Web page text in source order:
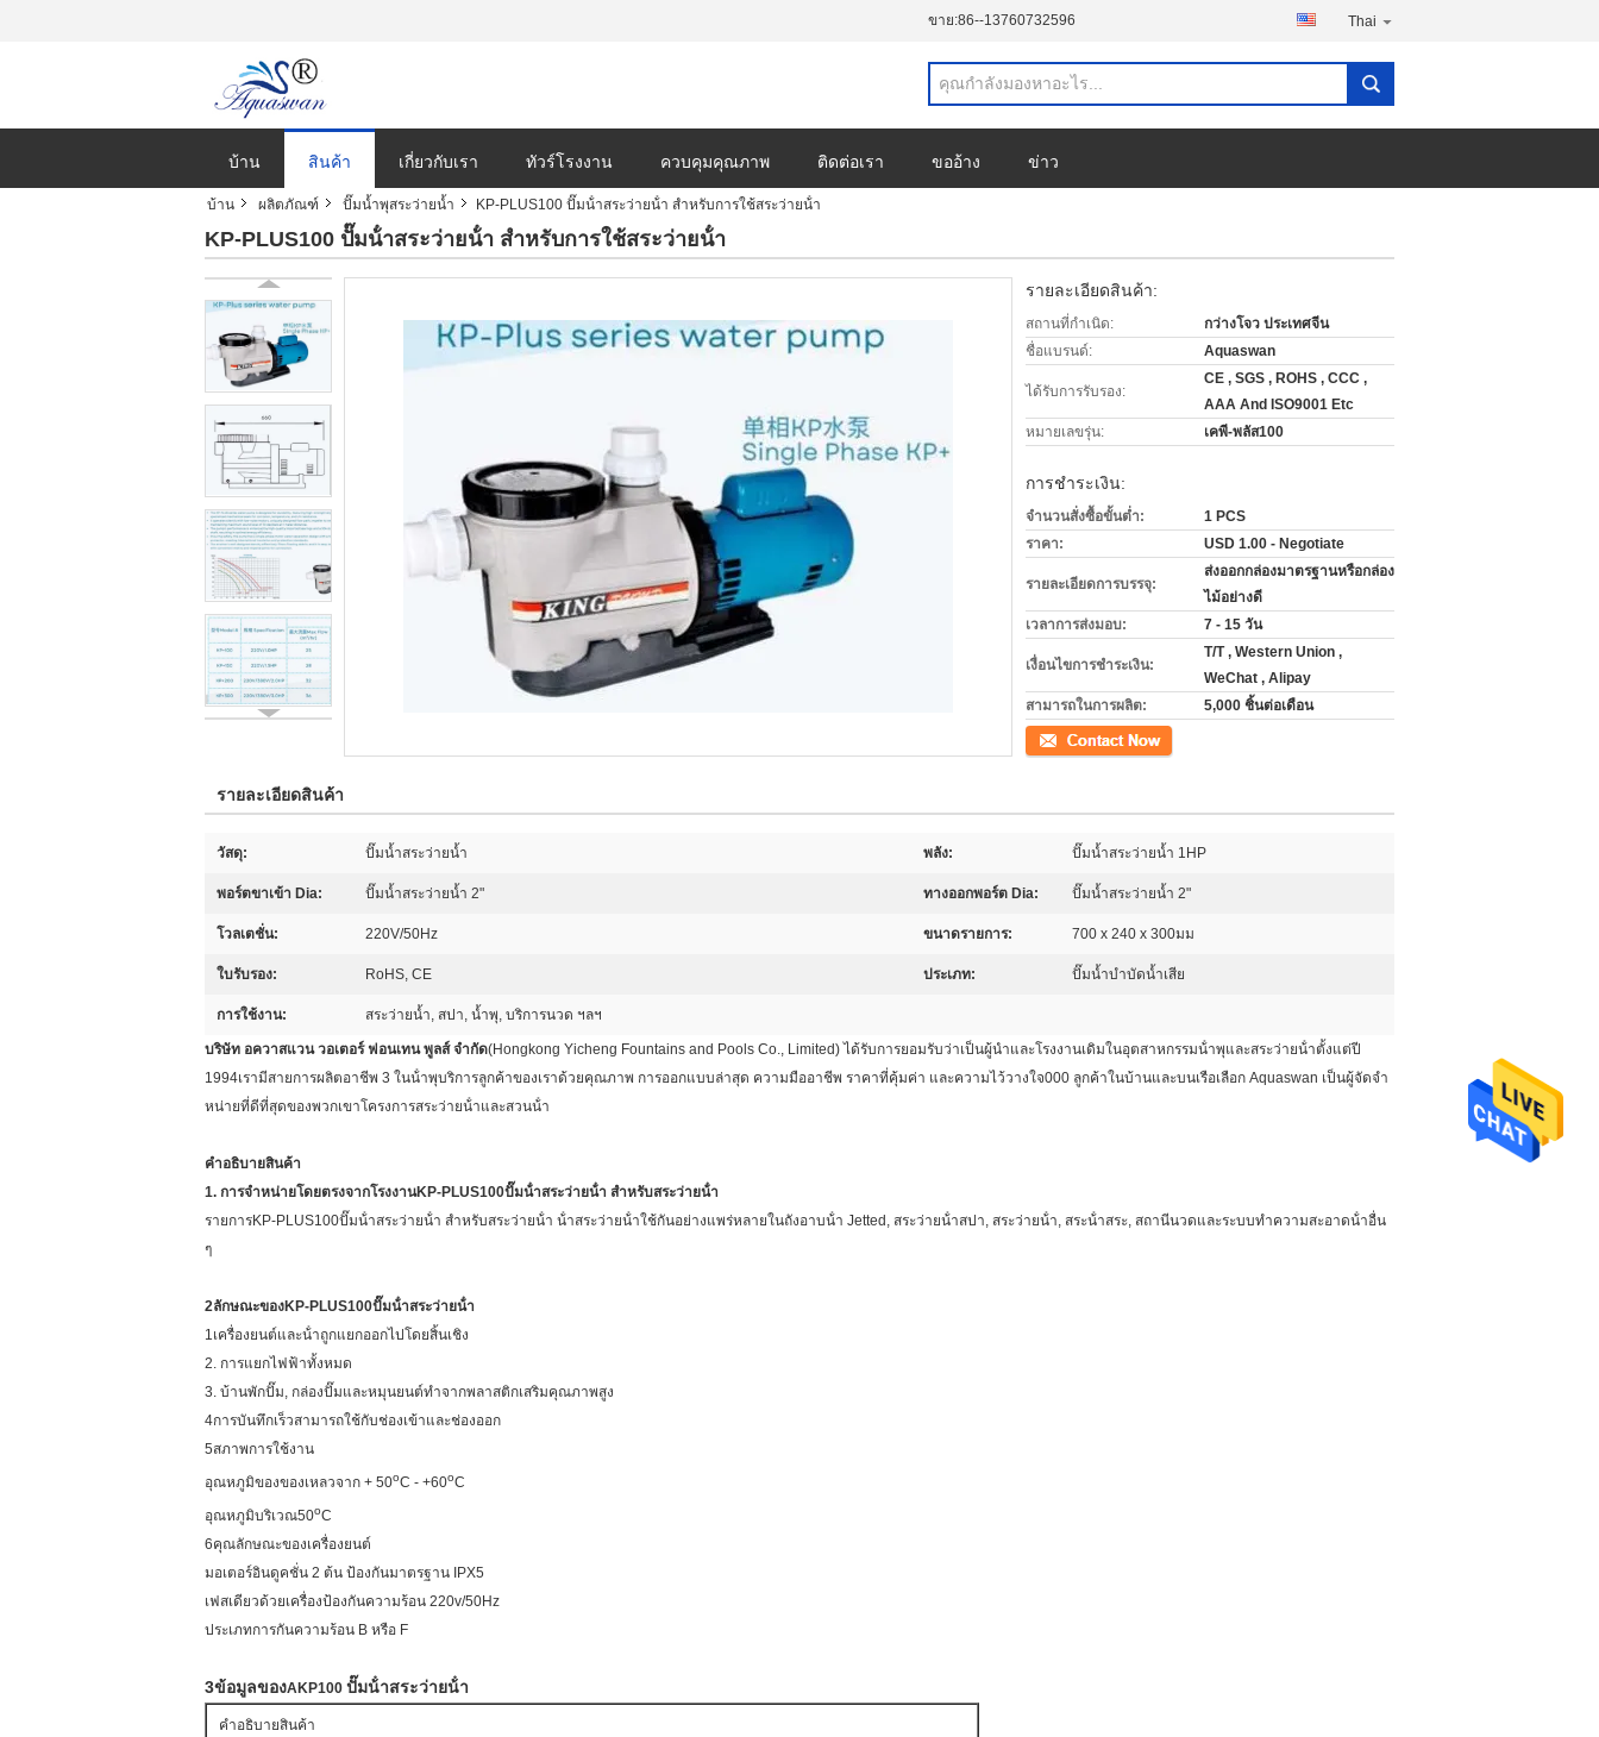
ขาย:86--13760732596 Thai
บ้าน สินค้า เกี่ยวกับเรา ทัวร์โรงงาน ควบคุมคุณภาพ ติดต่อเรา ขออ้าง ข่าว
บ้าน ผลิตภัณฑ์ ปั๊มน้ำพุสระว่ายน้ำ KP-PLUS100 ปั๊มน้ําสระว่ายน้ํา สําหรับการใช้สระว่ายน้ํา
KP-PLUS100 ปั๊มน้ําสระว่ายน้ํา สําหรับการใช้สระว่ายน้ํา
รายละเอียดสินค้า:
สถานที่กำเนิด:
กว่างโจว ประเทศจีน
ชื่อแบรนด์:
Aquaswan
ได้รับการรับรอง:
CE , SGS , ROHS , CCC ,
AAA And ISO9001 Etc
หมายเลขรุ่น:
เคพี-พลัส100
การชำระเงิน:
จำนวนสั่งซื้อขั้นต่ำ:
1 PCS
ราคา:
USD 1.00 - Negotiate
รายละเอียดการบรรจุ:
ส่งออกกล่องมาตรฐานหรือกล่อง
ไม้อย่างดี
เวลาการส่งมอบ:
7 - 15 วัน
เงื่อนไขการชำระเงิน:
T/T , Western Union ,
WeChat , Alipay
สามารถในการผลิต:
5,000 ชิ้นต่อเดือน
ติดต่อ
รายละเอียดสินค้า
วัสดุ: ปั๊มน้ำสระว่ายน้ำ พลัง: ปั๊มน้ำสระว่ายน้ำ 1HP
พอร์ตขาเข้า Dia: ปั๊มน้ำสระว่ายน้ำ 2" ทางออกพอร์ต Dia: ปั๊มน้ำสระว่ายน้ำ 2"
โวลเตชั่น: 220V/50Hz ขนาดรายการ: 700 x 240 x 300มม
ใบรับรอง: RoHS, CE ประเภท: ปั๊มน้ำบำบัดน้ำเสีย
การใช้งาน: สระว่ายน้ำ, สปา, น้ำพุ, บริการนวด ฯลฯ
บริษัท อควาสแวน วอเตอร์ ฟอนเทน พูลส์ จํากัด(Hongkong Yicheng Fountains and Pools Co., Limited) ได้รับการยอมรับว่าเป็นผู้นําและโรงงานเดิมในอุตสาหกรรมน้ําพุและสระว่ายน้ําตั้งแต่ปี
1994เรามีสายการผลิตอาชีพ 3 ในน้ําพุบริการลูกค้าของเราด้วยคุณภาพ การออกแบบล่าสุด ความมืออาชีพ ราคาที่คุ้มค่า และความไว้วางใจ000 ลูกค้าในบ้านและบนเรือเลือก Aquaswan เป็นผู้จัดจํา
หน่ายที่ดีที่สุดของพวกเขาโครงการสระว่ายน้ําและสวนน้ํา
คําอธิบายสินค้า
1. การจําหน่ายโดยตรงจากโรงงานKP-PLUS100ปั๊มน้ําสระว่ายน้ํา สําหรับสระว่ายน้ํา
รายการKP-PLUS100ปั๊มน้ําสระว่ายน้ํา สําหรับสระว่ายน้ํา น้ําสระว่ายน้ําใช้กันอย่างแพร่หลายในถังอาบน้ํา Jetted, สระว่ายน้ําสปา, สระว่ายน้ํา, สระน้ําสระ, สถานีนวดและระบบทําความสะอาดน้ําอื่น
ๆ
2ลักษณะของKP-PLUS100ปั๊มน้ําสระว่ายน้ํา
1เครื่องยนต์และน้ําถูกแยกออกไปโดยสิ้นเชิง
2. การแยกไฟฟ้าทั้งหมด
3. บ้านพักปั๊ม, กล่องปั๊มและหมุนยนต์ทําจากพลาสติกเสริมคุณภาพสูง
4การบันทึกเร็วสามารถใช้กับช่องเข้าและช่องออก
5สภาพการใช้งาน
อุณหภูมิของของเหลวจาก + 50oC - +60oC
อุณหภูมิบริเวณ50oC
6คุณลักษณะของเครื่องยนต์
มอเตอร์อินดูคชั่น 2 ต้น ป้องกันมาตรฐาน IPX5
เฟสเดียวด้วยเครื่องป้องกันความร้อน 220v/50Hz
ประเภทการกันความร้อน B หรือ F
3ข้อมูลของAKP100 ปั๊มน้ําสระว่ายน้ํา
คําอธิบายสินค้า